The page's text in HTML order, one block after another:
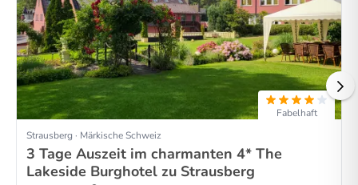
Fabelhaft
Strausberg · Märkische Schweiz
3 Tage Auszeit im charmanten 4* The
Lakeside Burghotel zu Strausberg